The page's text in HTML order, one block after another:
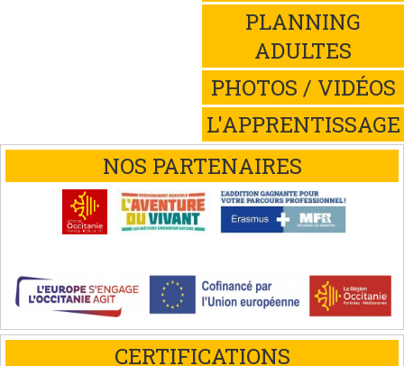
PLANNING
ADULTES
PHOTOS / VIDÉOS
L'APPRENTISSAGE
NOS PARTENAIRES
CERTIFICATIONS